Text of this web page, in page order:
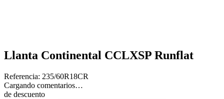
Llanta Continental CCLXSP Runflat
Referencia: 235/60R18CR
Cargando comentarios…
de descuento